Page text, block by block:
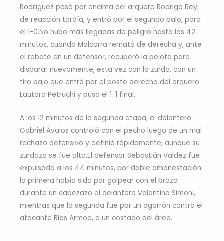
Rodríguez pasó por encima del arquero Rodrigo Rey,
de reacción tardía, y entró por el segundo palo, para
el 1-0.No hubo más llegadas de peligro hasta los 42
minutos, cuando Malcorra remató de derecha y, ante
el rebote en un defensor, recuperó la pelota para
disparar nuevamente, esta vez con la zurda, con un
tiro bajo que entró por el poste derecho del arquero
Lautaro Petruchi y puso el 1-1 final.
A los 12 minutos de la segunda etapa, el delantero
Gabriel Ávalos controló con el pecho luego de un mal
rechazo defensivo y definió rápidamente, aunque su
zurdazo se fue alto.El defensor Sebastián Valdez fue
expulsado a los 44 minutos, por doble amonestación:
la primera había sido por golpear con el brazo
durante un cabezazo al delantero Valentino Simoni,
mientras que la segunda fue por un agarrón contra el
atacante Blas Armoa, a un costado del área.